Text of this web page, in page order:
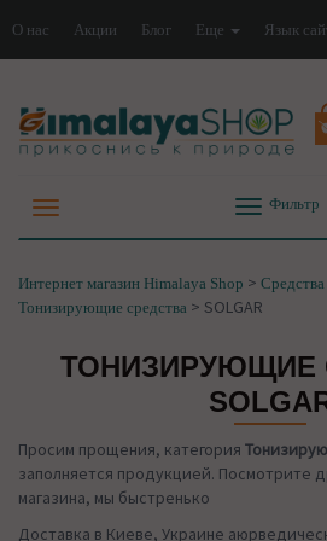
О нас Акции Блог Еще Язык
Фильтр
Интернет магазин Himalaya Shop > Средства
Тонизирующие средства > SOLGAR
ТОНИЗИРУЮЩИЕ
Просим прощения, категория
заполняется продукцией. Посмотрите
магазина, мы быстренько
Доставка в Киеве, Украине